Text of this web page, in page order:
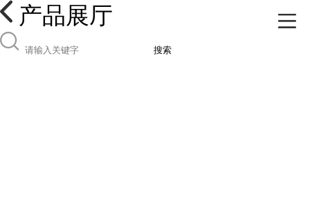
产品展厅
搜索